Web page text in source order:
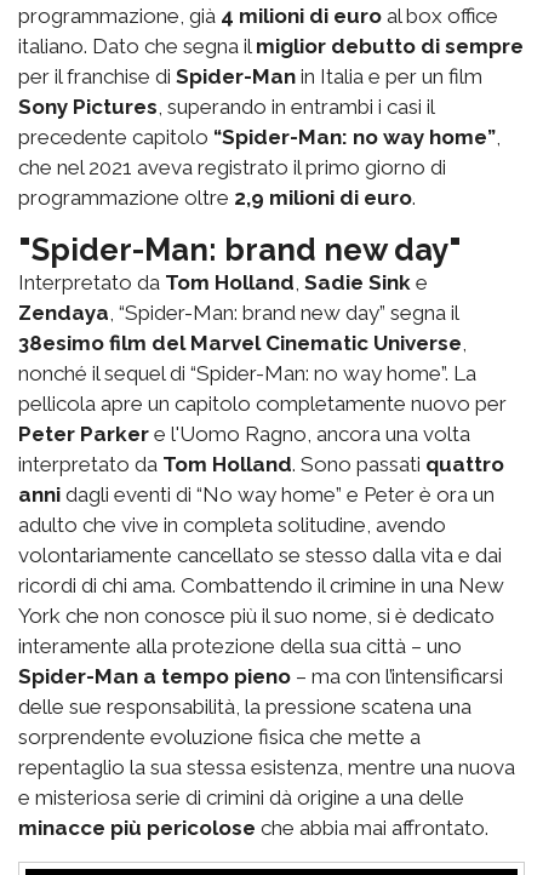
programmazione, già 4 milioni di euro al box office
italiano. Dato che segna il miglior debutto di sempre
per il franchise di Spider-Man in Italia e per un film
Sony Pictures, superando in entrambi i casi il
precedente capitolo “Spider-Man: no way home”,
che nel 2021 aveva registrato il primo giorno di
programmazione oltre 2,9 milioni di euro.
"Spider-Man: brand new day"
Interpretato da Tom Holland, Sadie Sink e
Zendaya, “Spider-Man: brand new day” segna il
38esimo film del Marvel Cinematic Universe,
nonché il sequel di “Spider-Man: no way home”. La
pellicola apre un capitolo completamente nuovo per
Peter Parker e l'Uomo Ragno, ancora una volta
interpretato da Tom Holland. Sono passati quattro
anni dagli eventi di “No way home” e Peter è ora un
adulto che vive in completa solitudine, avendo
volontariamente cancellato se stesso dalla vita e dai
ricordi di chi ama. Combattendo il crimine in una New
York che non conosce più il suo nome, si è dedicato
interamente alla protezione della sua città – uno
Spider-Man a tempo pieno – ma con l’intensificarsi
delle sue responsabilità, la pressione scatena una
sorprendente evoluzione fisica che mette a
repentaglio la sua stessa esistenza, mentre una nuova
e misteriosa serie di crimini dà origine a una delle
minacce più pericolose che abbia mai affrontato.